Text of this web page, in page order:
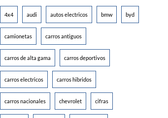
4x4 audi autos electricos bmw byd
camionetas carros antiguos
carros de alta gama carros deportivos
carros electricos carros hibridos
carros nacionales chevrolet cifras